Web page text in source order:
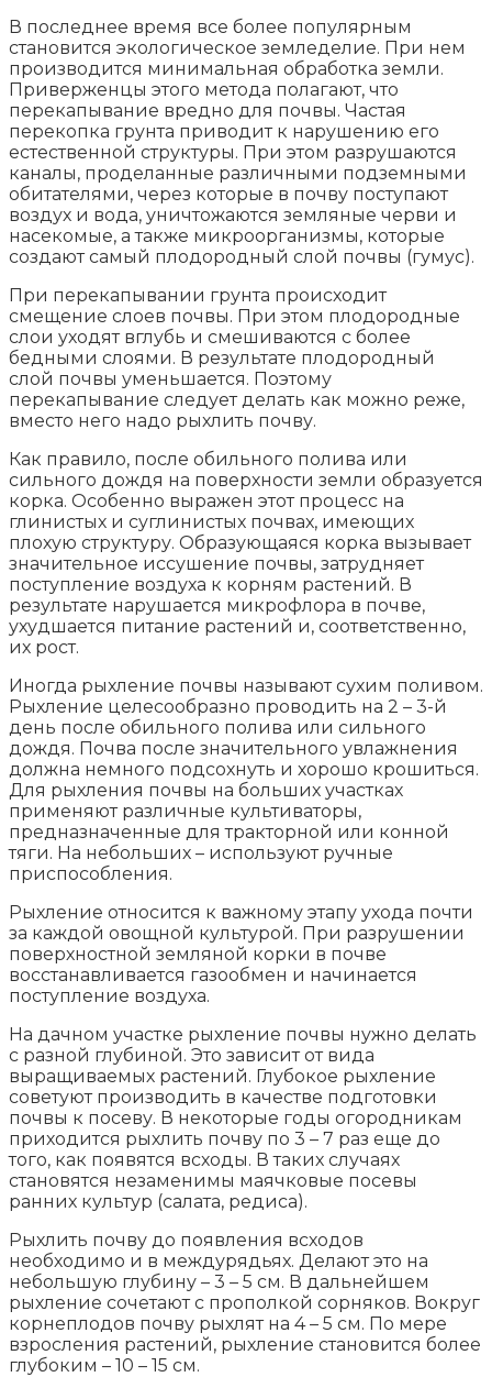
В последнее время все более популярным
становится экологическое земледелие. При нем
производится минимальная обработка земли.
Приверженцы этого метода полагают, что
перекапывание вредно для почвы. Частая
перекопка грунта приводит к нарушению его
естественной структуры. При этом разрушаются
каналы, проделанные различными подземными
обитателями, через которые в почву поступают
воздух и вода, уничтожаются земляные черви и
насекомые, а также микроорганизмы, которые
создают самый плодородный слой почвы (гумус).
При перекапывании грунта происходит
смещение слоев почвы. При этом плодородные
слои уходят вглубь и смешиваются с более
бедными слоями. В результате плодородный
слой почвы уменьшается. Поэтому
перекапывание следует делать как можно реже,
вместо него надо рыхлить почву.
Как правило, после обильного полива или
сильного дождя на поверхности земли образуется
корка. Особенно выражен этот процесс на
глинистых и суглинистых почвах, имеющих
плохую структуру. Образующаяся корка вызывает
значительное иссушение почвы, затрудняет
поступление воздуха к корням растений. В
результате нарушается микрофлора в почве,
ухудшается питание растений и, соответственно,
их рост.
Иногда рыхление почвы называют сухим поливом.
Рыхление целесообразно проводить на 2 – 3-й
день после обильного полива или сильного
дождя. Почва после значительного увлажнения
должна немного подсохнуть и хорошо крошиться.
Для рыхления почвы на больших участках
применяют различные культиваторы,
предназначенные для тракторной или конной
тяги. На небольших – используют ручные
приспособления.
Рыхление относится к важному этапу ухода почти
за каждой овощной культурой. При разрушении
поверхностной земляной корки в почве
восстанавливается газообмен и начинается
поступление воздуха.
На дачном участке рыхление почвы нужно делать
с разной глубиной. Это зависит от вида
выращиваемых растений. Глубокое рыхление
советуют производить в качестве подготовки
почвы к посеву. В некоторые годы огородникам
приходится рыхлить почву по 3 – 7 раз еще до
того, как появятся всходы. В таких случаях
становятся незаменимы маячковые посевы
ранних культур (салата, редиса).
Рыхлить почву до появления всходов
необходимо и в междурядьях. Делают это на
небольшую глубину – 3 – 5 см. В дальнейшем
рыхление сочетают с прополкой сорняков. Вокруг
корнеплодов почву рыхлят на 4 – 5 см. По мере
взросления растений, рыхление становится более
глубоким – 10 – 15 см.